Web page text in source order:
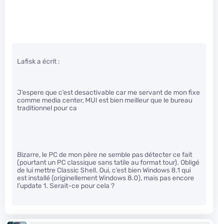
Lafisk a écrit :
J’espere que c’est desactivable car me servant de mon fixe
comme media center, MUI est bien meilleur que le bureau
traditionnel pour ca
Bizarre, le PC de mon père ne semble pas détecter ce fait
(pourtant un PC classique sans tatile au format tour). Obligé
de lui mettre Classic Shell. Oui, c’est bien Windows 8.1 qui
est installé (originellement Windows 8.0), mais pas encore
l’update 1. Serait-ce pour cela ?